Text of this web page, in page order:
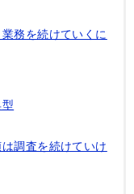
務を続けていくに
調査を続けていけ